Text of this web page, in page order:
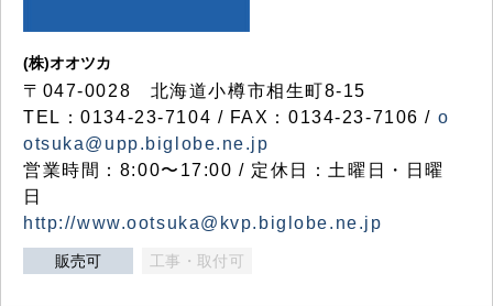
(株)オオツカ
〒047-0028 北海道小樽市相生町8-15
TEL：0134-23-7104 / FAX：0134-23-7106 / o
otsuka@upp.biglobe.ne.jp
営業時間：8:00〜17:00 / 定休日：土曜日・日曜
日
http://www.ootsuka@kvp.biglobe.ne.jp
販売可 工事・取付可